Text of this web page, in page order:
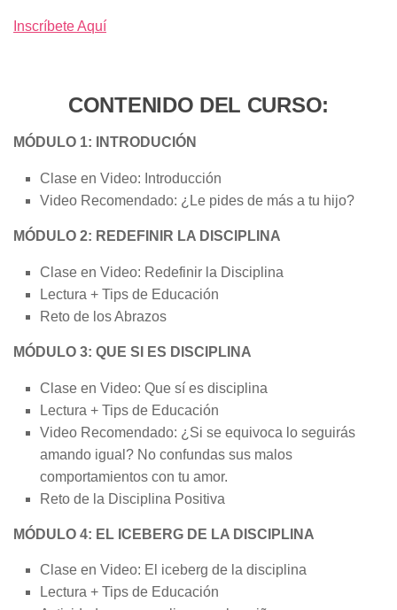
Inscríbete Aquí
CONTENIDO DEL CURSO:
MÓDULO 1: INTRODUCIÓN
Clase en Video: Introducción
Video Recomendado: ¿Le pides de más a tu hijo?
MÓDULO 2: REDEFINIR LA DISCIPLINA
Clase en Video: Redefinir la Disciplina
Lectura + Tips de Educación
Reto de los Abrazos
MÓDULO 3: QUE SI ES DISCIPLINA
Clase en Video: Que sí es disciplina
Lectura + Tips de Educación
Video Recomendado: ¿Si se equivoca lo seguirás
amando igual? No confundas sus malos
comportamientos con tu amor.
Reto de la Disciplina Positiva
MÓDULO 4: EL ICEBERG DE LA DISCIPLINA
Clase en Video: El iceberg de la disciplina
Lectura + Tips de Educación